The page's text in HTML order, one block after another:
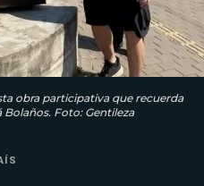
obra participativa que recuerda
Bolaños. Foto: Gentileza